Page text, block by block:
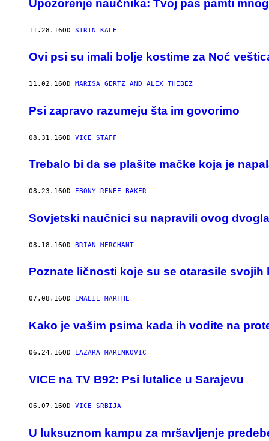
Upozorenje naučnika: Tvoj pas pamti
11.28.16OD SIRIN KALE
Ovi psi su imali bolje kostime za Noć
11.02.16OD MARISA GERTZ AND ALEX THEBEZ
Psi zapravo razumeju šta im govorimo
08.31.16OD VICE STAFF
Trebalo bi da se plašite mačke koja je
08.23.16OD EBONY-RENEE BAKER
​Sovjetski naučnici su napravili ovog
08.18.16OD BRIAN MERCHANT
Poznate ličnosti koje su se otarasile svojih
07.08.16OD EMALIE MARTHE
Kako je vašim psima kada ih vodite na
06.24.16OD LAZARA MARINKOVIC
VICE na TV B92: Psi lutalice u Sarajevu
06.07.16OD VICE SRBIJA
​U luksuznom kampu za mršavljenje